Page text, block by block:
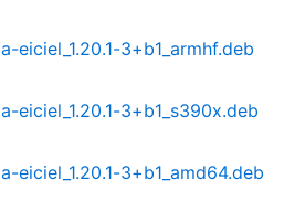
eiciel_1.20.1-3+b1_armhf.deb
eiciel_1.20.1-3+b1_s390x.deb
eiciel_1.20.1-3+b1_amd64.deb